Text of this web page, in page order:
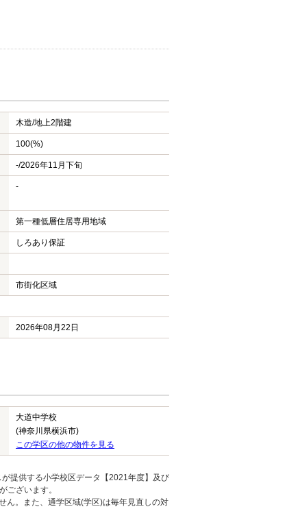
木造/地上2階建
100(%)
-/2026年11月下旬
-
第一種低層住居専用地域
しろあり保証
市街化区域
2026年08月22日
大道中学校
(神奈川県横浜市)
この学区の他の物件を見る
提供する小学校区データ【2021年度】及び
ございます。
ん。また、通学区域(学区)は毎年見直しの対